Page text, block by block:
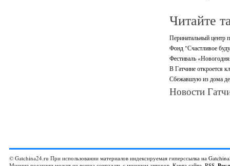
Читайте
Перинатальный центр
Фонд "Счастливое
Фестиваль
В Гатчине откроется
Сбежавшую из дома
Новости
© Gatchina24.ru При использовании материалов индексируемая гиперссылка на